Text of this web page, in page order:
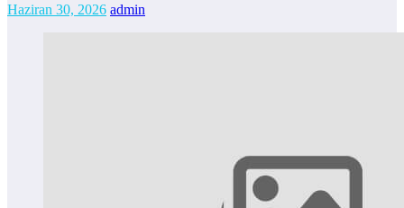
Haziran 30, 2026 admin